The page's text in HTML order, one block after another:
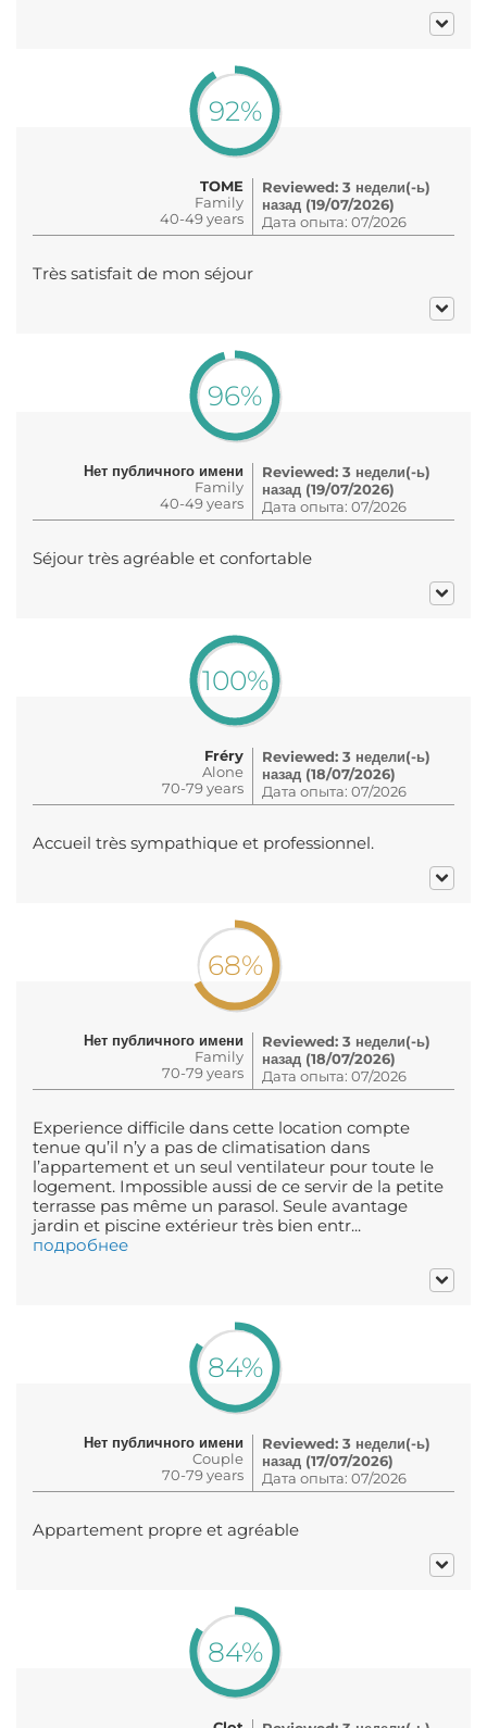
92%
TOME
Family
40-49 years
Reviewed: 3 недели(-ь)
назад (19/07/2026)
Дата опыта: 07/2026
Très satisfait de mon séjour
96%
Нет публичного имени
Family
40-49 years
Reviewed: 3 недели(-ь)
назад (19/07/2026)
Дата опыта: 07/2026
Séjour très agréable et confortable
100%
Fréry
Alone
70-79 years
Reviewed: 3 недели(-ь)
назад (18/07/2026)
Дата опыта: 07/2026
Accueil très sympathique et professionnel.
68%
Нет публичного имени
Family
70-79 years
Reviewed: 3 недели(-ь)
назад (18/07/2026)
Дата опыта: 07/2026
Experience difficile dans cette location compte
tenue qu’il n’y a pas de climatisation dans
l’appartement et un seul ventilateur pour toute le
logement. Impossible aussi de ce servir de la petite
terrasse pas même un parasol. Seule avantage
jardin et piscine extérieur très bien entr...
подробнее
84%
Нет публичного имени
Couple
70-79 years
Reviewed: 3 недели(-ь)
назад (17/07/2026)
Дата опыта: 07/2026
Appartement propre et agréable
84%